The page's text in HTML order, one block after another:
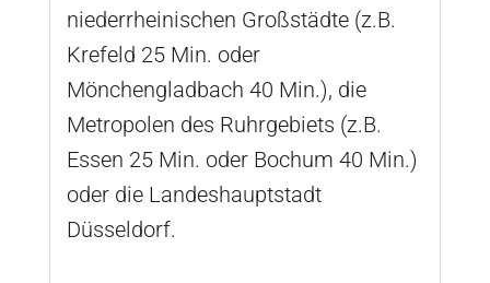
niederrheinischen Großstädte (z.B.
Krefeld 25 Min. oder
Mönchengladbach 40 Min.), die
Metropolen des Ruhrgebiets (z.B.
Essen 25 Min. oder Bochum 40 Min.)
oder die Landeshauptstadt
Düsseldorf.